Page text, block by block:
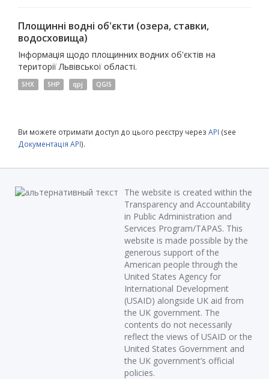
Площинні водні об'єкти (озера, ставки,
водосховища)
Інформація щодо площинних водних об'єктів на
території Львівської області.
SHX SHP qpj QGIS
Ви можете отримати доступ до цього реєстру через API (see
Документація API).
The website is created within the
Transparency and Accountability
in Public Administration and
Services Program/TAPAS. This
website is made possible by the
generous support of the
American people through the
United States Agency for
International Development
(USAID) alongside UK aid from
the UK government. The
contents do not necessarily
reflect the views of USAID or the
United States Government and
the UK government’s official
policies.